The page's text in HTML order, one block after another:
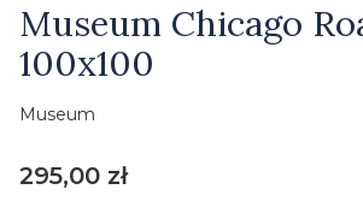
Museum Chicago
100x100
Museum
Cena
295,00 zł